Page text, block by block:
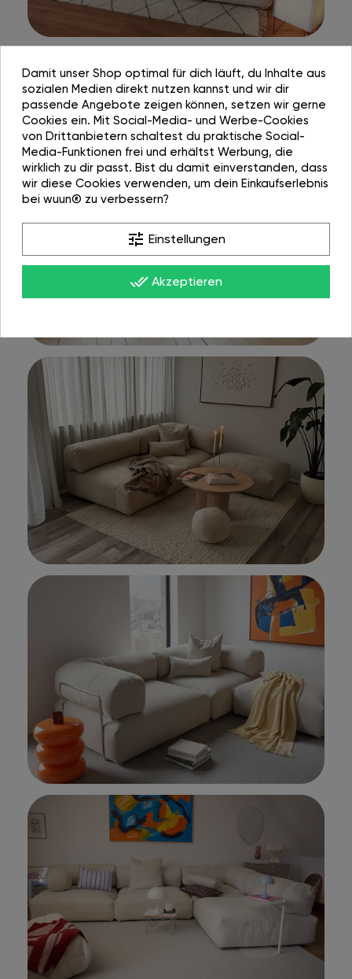
Damit unser Shop optimal für dich läuft, du Inhalte aus
sozialen Medien direkt nutzen kannst und wir dir
passende Angebote zeigen können, setzen wir gerne
Cookies ein. Mit Social-Media- und Werbe-Cookies
von Drittanbietern schaltest du praktische Social-
Media-Funktionen frei und erhältst Werbung, die
wirklich zu dir passt. Bist du damit einverstanden, dass
wir diese Cookies verwenden, um dein Einkaufserlebnis
bei wuun® zu verbessern?
tune Einstellungen
done_all Akzeptieren